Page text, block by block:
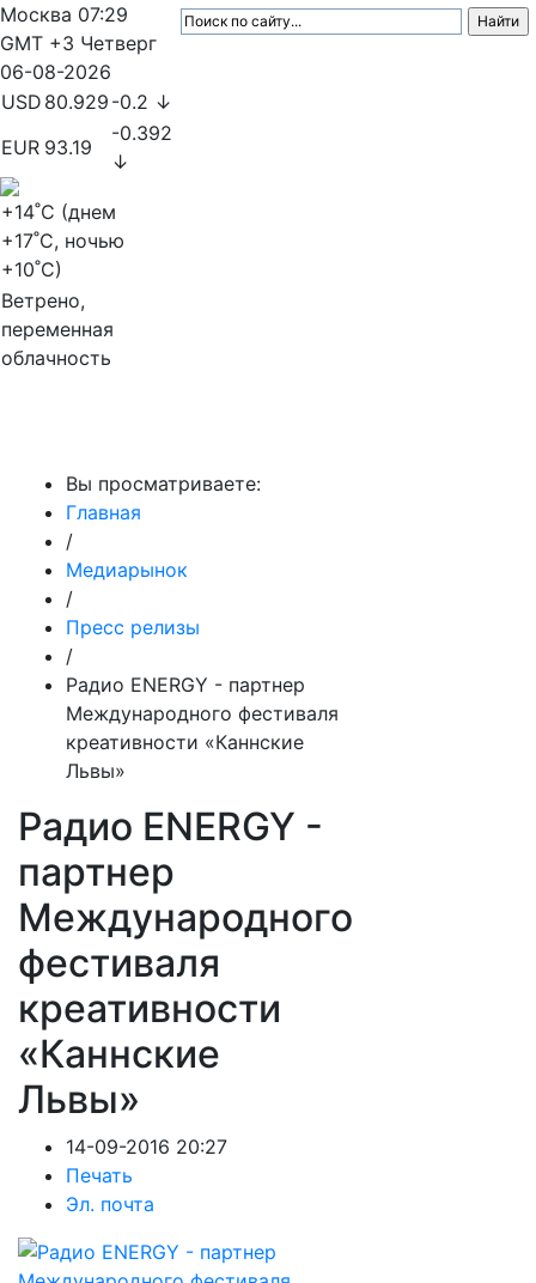
Москва 07:29
GMT +3 Четверг
06-08-2026
USD 80.929 -0.2 ↓
EUR 93.19
-0.392
↓
+14˚C (днем
+17˚C, ночью
+10˚C)
Ветрено,
переменная
облачность
Вы просматриваете:
Главная
/
Медиарынок
/
Пресс релизы
/
Радио ENERGY - партнер
Международного фестиваля
креативности «Каннские
Львы»
Радио ENERGY -
партнер
Международного
фестиваля
креативности
«Каннские
Львы»
14-09-2016 20:27
Печать
Эл. почта